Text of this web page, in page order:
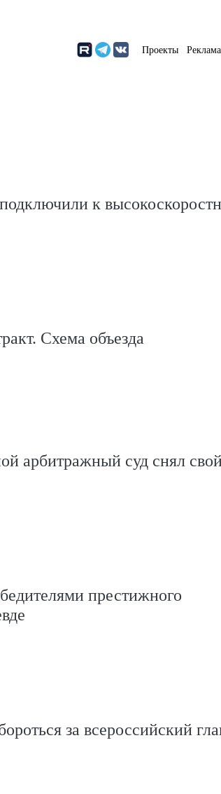
Проекты Реклама
к
Схема объезда
арбитражный суд снял
престижного
за всероссийский